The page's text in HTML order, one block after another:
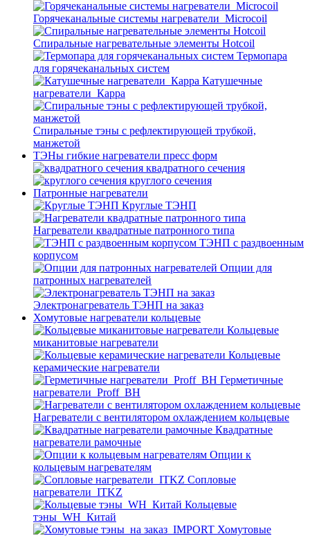
Горячеканальные системы нагреватели_Microcoil
Спиральные нагревательные элементы Hotcoil
Термопара
для горячеканальных систем
Катушечные
нагреватели_Карра
Спиральные тэны с рефлектирующей трубкой,
манжетой
ТЭНы гибкие нагреватели пресс форм
квадратного сечения
круглого сечения
Патронные нагреватели
Круглые ТЭНП
Нагреватели квадратные патронного типа
ТЭНП с раздвоенным
корпусом
Опции для
патронных нагревателей
Электронагреватель ТЭНП на заказ
Хомутовые нагреватели кольцевые
Кольцевые
миканитовые нагреватели
Кольцевые
керамические нагреватели
Герметичные
нагреватели_Proff_BH
Нагреватели с вентилятором охлаждением кольцевые
Квадратные
нагреватели рамочные
Опции к
кольцевым нагревателям
Cопловые
нагреватели_ITKZ
Кольцевые
тэны_WH_Китай
Хомутовые